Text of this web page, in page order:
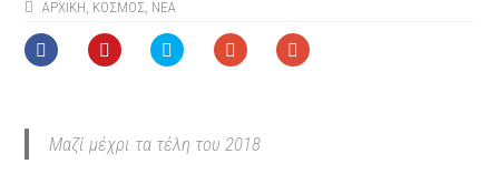
ΑΡΧΙΚΉ, ΚΟΣΜΟΣ, ΝΕΑ
Μαζί μέχρι τα τέλη του 2018